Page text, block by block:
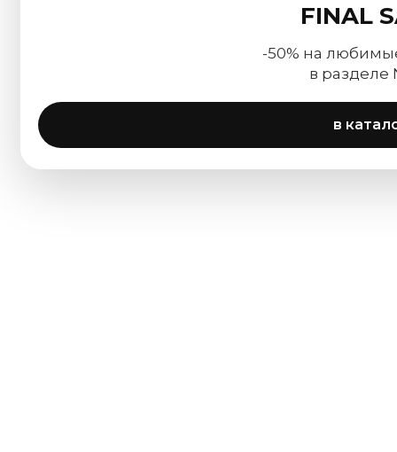
FINAL
-50% на
в разделе
в